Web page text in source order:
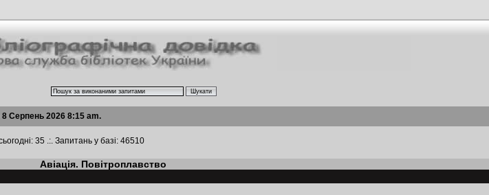
Серпень 2026 8:15 am.
35 .:. Запитань у базі: 46510
Авіація. Повітроплавство